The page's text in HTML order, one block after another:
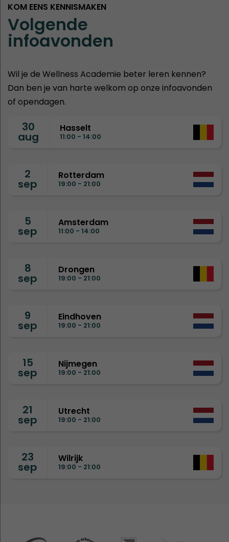
KOM EENS KENNISMAKEN
Volgende
infoavonden
Wil je de Wellness Academie beter leren kennen?
Dan ben je van harte welkom op onze infoavonden
of opendagen.
30
aug
Hasselt
11:00 - 14:00
2
sep
Rotterdam
19:00 - 21:00
5
sep
Amsterdam
11:00 - 14:00
8
sep
Drongen
19:00 - 21:00
9
sep
Eindhoven
19:00 - 21:00
15
sep
Nijmegen
19:00 - 21:00
21
sep
Utrecht
19:00 - 21:00
23
sep
Wilrijk
19:00 - 21:00